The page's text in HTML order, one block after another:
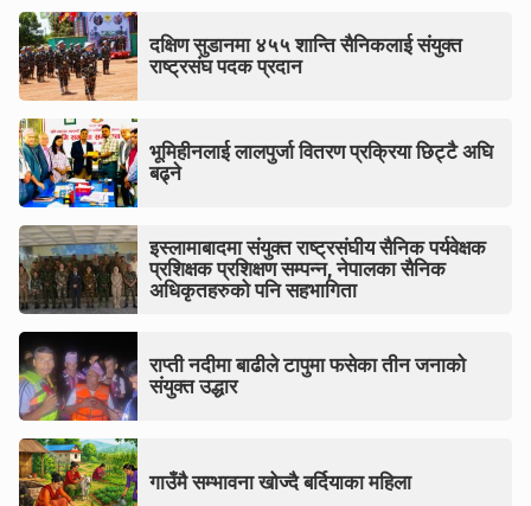
दक्षिण सुडानमा ४५५ शान्ति सैनिकलाई संयुक्त
राष्ट्रसंघ पदक प्रदान
भूमिहीनलाई लालपुर्जा वितरण प्रक्रिया छिट्टै अघि
बढ्ने
इस्लामाबादमा संयुक्त राष्ट्रसंघीय सैनिक पर्यवेक्षक
प्रशिक्षक प्रशिक्षण सम्पन्न, नेपालका सैनिक
अधिकृतहरुको पनि सहभागिता
राप्ती नदीमा बाढीले टापुमा फसेका तीन जनाको
संयुक्त उद्धार
गाउँमै सम्भावना खोज्दै बर्दियाका महिला